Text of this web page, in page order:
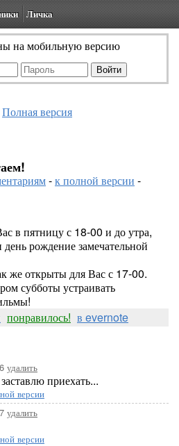
Личка
на мобильную версию
Полная версия
-к полной версии -
в пятницу с 18-00 и до утра,
рождение замечательной
же открыты для Вас с 17-00.
субботы устраивать
понравилось! в evernote
удалить
приехать...
версии
удалить
версии